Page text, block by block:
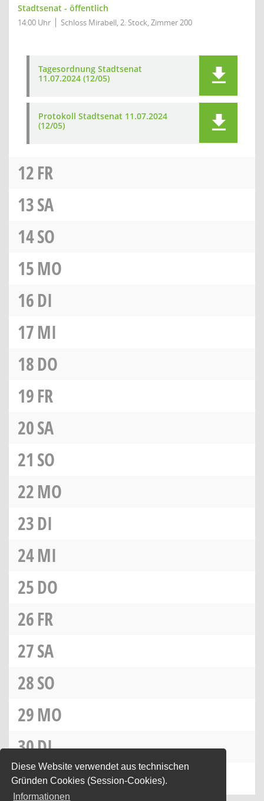
Diese Website verwendet aus technischen
Gründen Cookies (Session-Cookies).
Informationen
Stadtsenat - öffentlich
14:00 Uhr Schloss Mirabell, 2. Stock, Zimmer 200
Tagesordnung Stadtsenat
11.07.2024 (12/05)
Protokoll Stadtsenat 11.07.2024
(12/05)
12FR
13SA
14SO
15MO
16DI
17MI
18DO
19FR
20SA
21 SO
22MO
23DI
24MI
25DO
26FR
27SA
28SO
29MO
30DI
31MI